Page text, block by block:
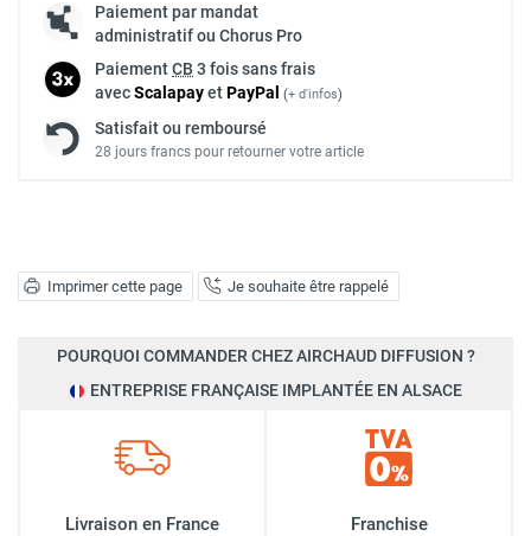
Imprimer cette page Je souhaite être rappelé
Paiement par mandat
administratif ou Chorus Pro
PaiementCB 3 fois sans frais
avecScalapayetPayPal (+ d'infos)
Satisfait ou remboursé
28 jours francs pour retourner votre article
POURQUOI COMMANDER CHEZ AIRCHAUD DIFFUSION ?
ENTREPRISE FRANÇAISE IMPLANTÉE EN ALSACE
Livraison en France
Franchise